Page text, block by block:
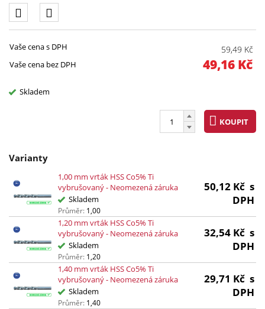
Vaše cena s DPH 59,49 Kč
Vaše cena bez DPH 49,16 Kč
Skladem
KOUPIT
Varianty
1,00 mm vrták HSS Co5% Ti
vybrušovaný - Neomezená záruka
Skladem
Průměr: 1,00
50,12 Kč s
DPH
1,20 mm vrták HSS Co5% Ti
vybrušovaný - Neomezená záruka
Skladem
Průměr: 1,20
32,54 Kč s
DPH
1,40 mm vrták HSS Co5% Ti
vybrušovaný - Neomezená záruka
Skladem
Průměr: 1,40
29,71 Kč s
DPH